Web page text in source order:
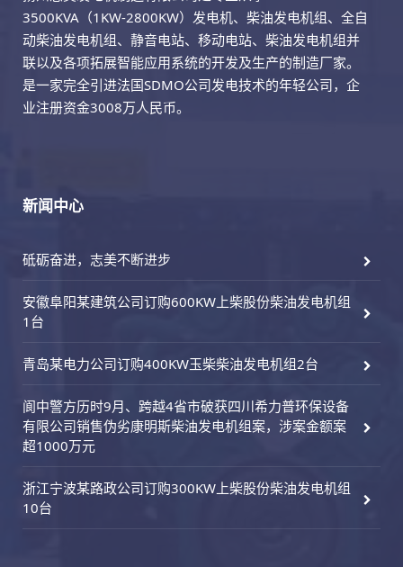
3500KVA（1KW-2800KW）发电机、柴油发电机组、全自
动柴油发电机组、静音电站、移动电站、柴油发电机组并
联以及各项拓展智能应用系统的开发及生产的制造厂家。
是一家完全引进法国SDMO公司发电技术的年轻公司，企
业注册资金3008万人民币。
新闻中心
砥砺奋进，志美不断进步
安徽阜阳某建筑公司订购600KW上柴股份柴油发电机组
1台
青岛某电力公司订购400KW玉柴柴油发电机组2台
阆中警方历时9月、跨越4省市破获四川希力普环保设备
有限公司销售伪劣康明斯柴油发电机组案，涉案金额案
超1000万元
浙江宁波某路政公司订购300KW上柴股份柴油发电机组
10台